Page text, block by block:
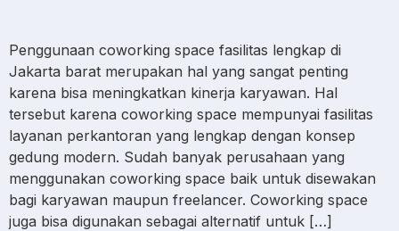
Penggunaan coworking space fasilitas lengkap di
Jakarta barat merupakan hal yang sangat penting
karena bisa meningkatkan kinerja karyawan. Hal
tersebut karena coworking space mempunyai fasilitas
layanan perkantoran yang lengkap dengan konsep
gedung modern. Sudah banyak perusahaan yang
menggunakan coworking space baik untuk disewakan
bagi karyawan maupun freelancer. Coworking space
juga bisa digunakan sebagai alternatif untuk […]